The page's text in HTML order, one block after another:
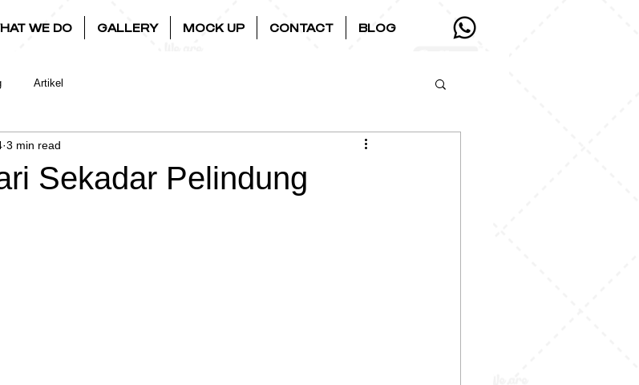
WE DO GALLERY MOCK UP CONTACT BLOG
Artikel
Sekadar Pelindung
3 min read